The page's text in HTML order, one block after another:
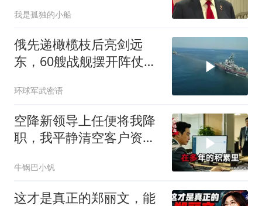
我是孤独的小船
俄先递橄榄枝后亮剑远
东，60艘战舰摆开阵仗，
环球军武密语
空降新领导上任便将我降
职，我平静清空客户资
业务
牛锅巴小钒
这才是真正的郑丽文，能